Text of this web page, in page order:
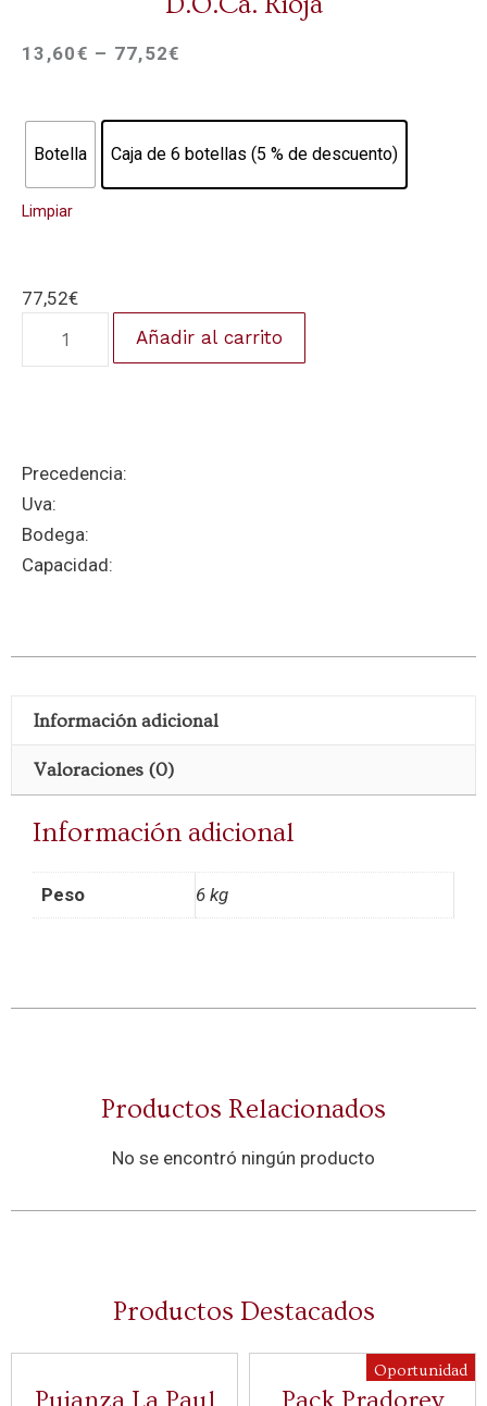
13,60€ – 77,52€
Botella Caja de 6 botellas (5 % de descuento)
Limpiar
77,52€
Añadir al carrito
Precedencia:
Uva:
Bodega:
Capacidad:
Información adicional
Valoraciones (0)
Información adicional
Peso 6 kg
Productos Relacionados
No se encontró ningún producto
Productos Destacados
Pujanza La Paul
Oportunidad
Pack Pradorey